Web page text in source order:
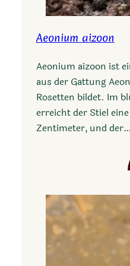
Aeonium aizoon
Aeonium aizoon ist
aus der Gattung
Rosetten bildet. Im
erreicht der Stiel
Zentimeter, und der…